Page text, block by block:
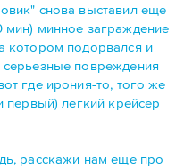
снова выставил еще
мин) минное заграждение
котором подорвался и
серьезные повреждения
где ирония-то, того же
первый) легкий крейсер
расскажи нам еще про